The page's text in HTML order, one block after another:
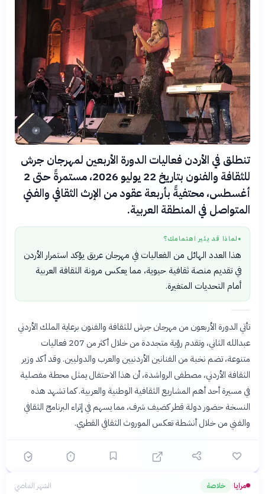
تنطلق في الأردن فعاليات الدورة الأربعين لمهرجان جرش
للثقافة والفنون بتاريخ 22 يوليو 2026، مستمرةً حتى 2
أغسطس، محتفيةً بأربعة عقود من الإرث الثقافي والفني
المتواصل في المنطقة العربية.
● لماذا قد يثير اهتمامك؟
هذا العدد الهائل من الفعاليات في مهرجان عريق يؤكد استمرار الأردن
في تقديم منصة ثقافية حيوية، مما يعكس مرونة الثقافة العربية
أمام التحديات المتغيرة.
تأتي الدورة الأربعون من مهرجان جرش للثقافة والفنون برعاية الملك الأردني
عبدالله الثاني، وتقدم رؤية متجددة من خلال أكثر من 207 فعاليات
متنوعة، تضم نخبة من الفنانين الأردنيين والعرب والدوليين. وقد أكد وزير
الثقافة الأردني، مصطفى الرواشدة، أن هذا الاحتفال يمثل محطة مفصلية
في مسيرة أحد أهم المشاريع الثقافية الوطنية والعربية. كما تشهد هذه
النسخة حضور دولة قطر كضيف شرف، مما يسهم في إثراء البرنامج الثقافي
والفني من خلال أنشطة تعكس الموروث الثقافي القطري.
مرايا› خلاصة الشهر الماضي